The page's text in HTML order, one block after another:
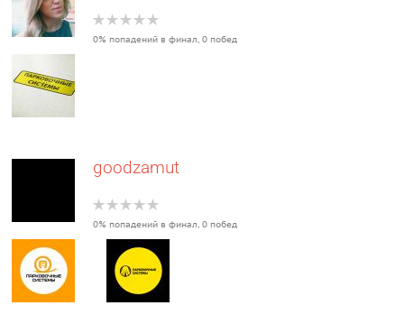
0% попадений в финал, 0 побед
goodzamut
0% попадений в финал, 0 побед